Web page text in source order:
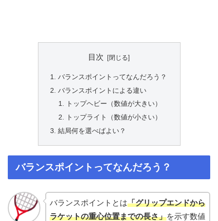
目次
バランスポイントってなんだろう？
バランスポイントによる違い
トップヘビー（数値が大きい）
トップライト（数値が小さい）
結局何を選べばよい？
バランスポイントってなんだろう？
バランスポイントとは「グリップエンドから
ラケットの重心位置までの長さ」を示す数値